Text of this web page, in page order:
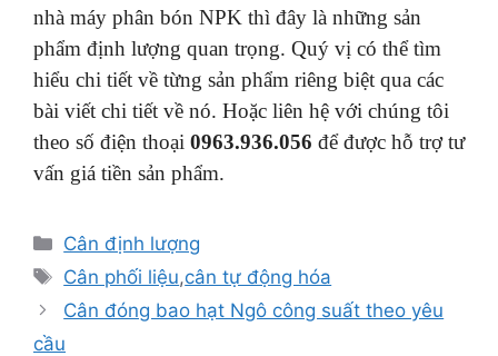
nhà máy phân bón NPK thì đây là những sản
phẩm định lượng quan trọng. Quý vị có thể tìm
hiểu chi tiết về từng sản phẩm riêng biệt qua các
bài viết chi tiết về nó. Hoặc liên hệ với chúng tôi
theo số điện thoại 0963.936.056 để được hỗ trợ tư
vấn giá tiền sản phẩm.
Danh
mục
Cân định lượng
Thẻ
Cân phối liệu,cân tự động hóa
Điều
hướng
Cân đóng bao hạt Ngô công suất theo yêu
cầu